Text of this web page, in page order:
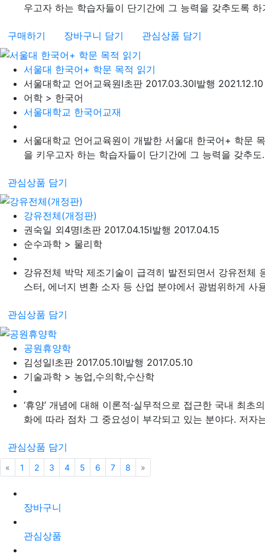
우고자 하는 학습자들이 단기간에 그 능력을 갖추도록
구매하기 장바구니 담기 관심상품 담기
서울대 한국어+ 학문 목적 읽기
서울대학교 언어교육원l초판 2017.03.30l발행 2021.12.10
어학 > 한국어
서울대학교 한국어교재
서울대학교 언어교육원이 개발한 서울대 한국어+ 학문
을 키우고자 하는 학습자들이 단기간에 그 능력을 갖추도
관심상품 담기
강유전체(개정판)
권숙일 외4명l초판 2017.04.15l발행 2017.04.15
순수과학 > 물리학
강유전체 박막 제조기술이 급격히 발전되면서 강유전체
스터, 에너지 변환 소자 등 산업 분야에서 광범위하게 사
관심상품 담기
공원휴양학
김성일l초판 2017.05.10l발행 2017.05.10
기술과학 > 농업,수의학,수산학
‘휴양’ 개념에 대해 이론적·실무적으로 접근한 국내 최
화에 따라 점차 그 중요성이 부각되고 있는 분야다. 저자
관심상품 담기
« 이전
1 2 3 4 5 6 7 8 »
장바구니
관심상품